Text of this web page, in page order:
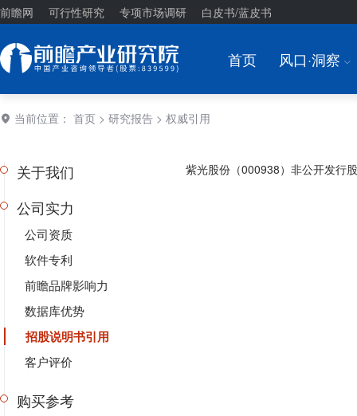
前瞻网 可行性研究 专项市场调研 白皮书/蓝皮书
首页 风口·洞察 I
当前位置： 首页 > 研究报告 > 权威引用
关于我们
公司实力
公司资质
软件专利
前瞻品牌影响力
数据库优势
招股说明书引用
客户评价
购买参考
紫光股份（000938）非公开发行股